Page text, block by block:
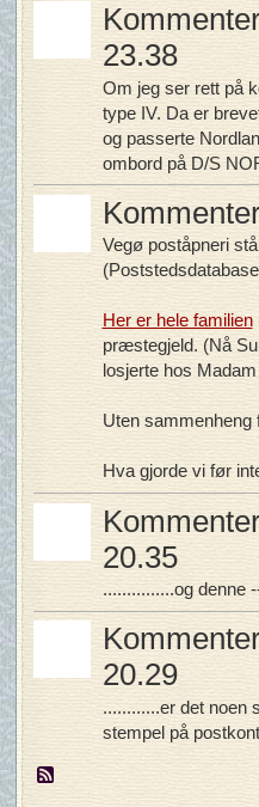
23.38
Om jeg ser rett på
type IV. Da er
og passerte
ombord på D/S
Vegø poståpneri
Her er hele familien
præstegjeld. (Nå
losjerte hos
Uten sammenheng
Hva gjorde vi før
20.35
...............og denne
20.29
............er det noen
stempel på